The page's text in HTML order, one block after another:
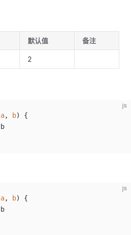
默认值 备注
2
js
a, b) {
b
js
a, b) {
b